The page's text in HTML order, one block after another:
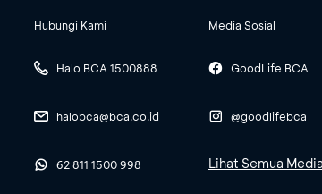
Hubungi Kami
Halo BCA 1500888
halobca@bca.co.id
62 811 1500 998
Media Sosial
GoodLife BCA
@goodlifebca
Lihat Semua